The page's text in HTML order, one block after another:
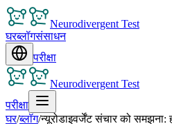
Neurodivergent Test
घरब्लॉगसंसाधन
परीक्षा
Neurodivergent Test
परीक्षा
घर/ब्लॉग/न्यूरोडाइवर्जेंट संचार को समझना: